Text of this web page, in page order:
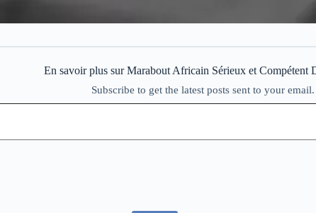
En savoir plus sur Marabout Africain Sérieux et Compétent
Subscribe to get the latest posts sent to your email.